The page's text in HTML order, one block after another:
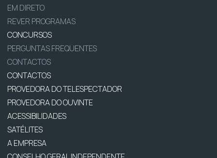
EM DIRETO
REVER PROGRAMAS
CONCURSOS
PERGUNTAS FREQUENTES
CONTACTOS
CONTACTOS
PROVEDORA DO TELESPECTADOR
PROVEDORA DO OUVINTE
ACESSIBILIDADES
SATÉLITES
A EMPRESA